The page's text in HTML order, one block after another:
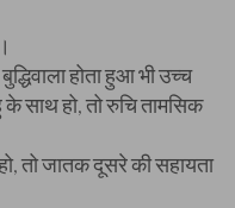
होता हुआ भी उच्च
साथ हो, तो रुचि तामसिक
तो जातक दूसरे की सहायता